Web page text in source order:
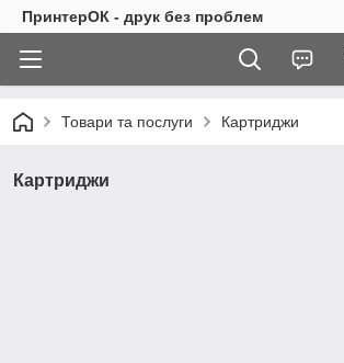
ПринтерОК - друк без проблем
Товари та послуги Картриджи
Картриджи